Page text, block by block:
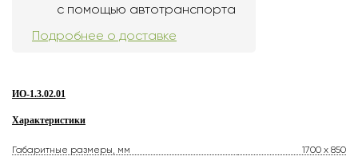
с помощью автотранспорта
Подробнее о доставке
ИО-1.3.02.01
Характеристики
Габаритные размеры, мм
1700 x 850